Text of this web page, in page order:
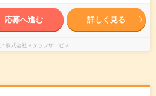
応募へ進む 詳しく見る
株式会社スタッフサービス